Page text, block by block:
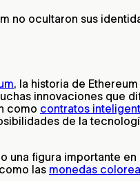
no ocultaron sus
, la historia de
innovaciones que
como contratos
de la
una figura importante
las monedas